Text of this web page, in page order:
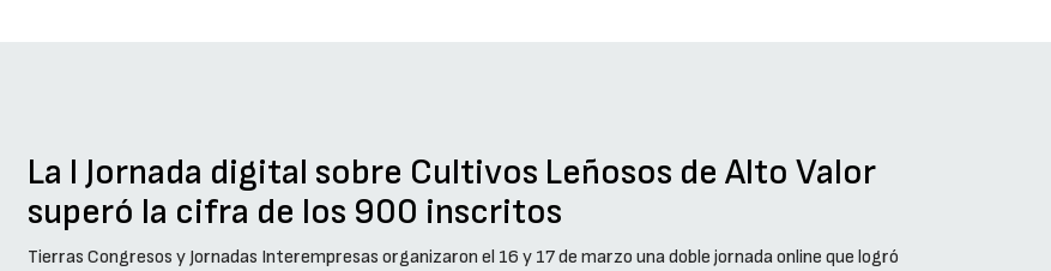
La I Jornada digital sobre Cultivos Leñosos de Alto Valor
superó la cifra de los 900 inscritos
Tierras Congresos y Jornadas Interempresas organizaron el 16 y 17 de marzo una doble jornada online que logró